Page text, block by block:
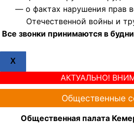
— о фактах нарушения прав
Отечественной войны и
Все звонки принимаются в
X
АКТУАЛЬНО!
Общественные
Общественная палата